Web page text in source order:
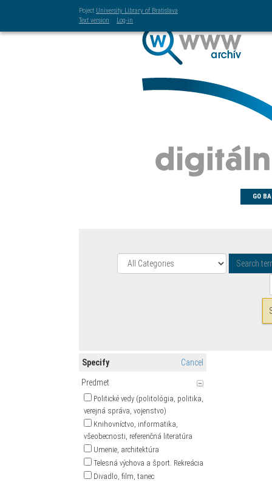
Poject University Library of Bratislava
Text version
Log-in
GO
Specify Cancel
Predmet
Politické vedy (politológia, politika,
verejná správa, vojenstvo)
Knihovníctvo, informatika,
všeobecnosti, referenčná literatúra
Umenie, architektúra
Telesná výchova a šport. Rekreácia
Divadlo, film, tanec